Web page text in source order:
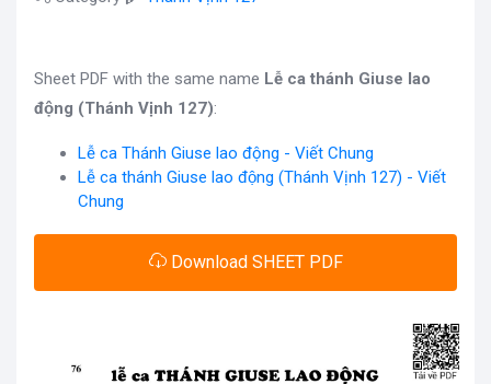
Sheet PDF with the same name Lễ ca thánh Giuse lao
động (Thánh Vịnh 127):
Lễ ca Thánh Giuse lao động - Viết Chung
Lễ ca thánh Giuse lao động (Thánh Vịnh 127) - Viết
Chung
Download SHEET PDF